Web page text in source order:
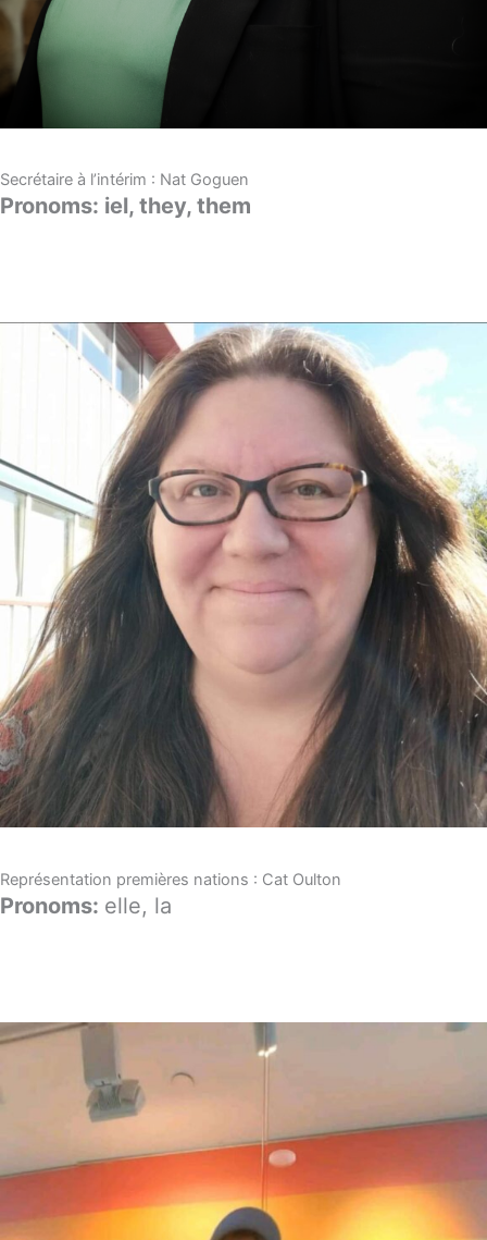
Secrétaire à l’intérim : Nat Goguen
Pronoms: iel, they, them
Représentation premières nations : Cat Oulton
Pronoms: elle, la